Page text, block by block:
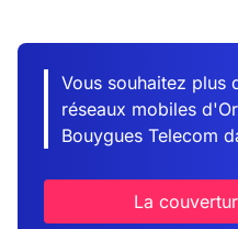
Vous souhaitez plus
réseaux mobiles
Bouygues Telecom
La